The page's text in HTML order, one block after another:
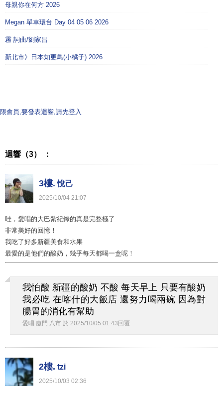
母親你在何方 2026
Megan 單車環台 Day 04 05 06 2026
霧 詞曲/劉家昌
新北市》日本知更鳥(小橘子) 2026
限會員,要發表迴響,請先登入
迴響（3） ：
3樓. 悅己
2025/10/04 21 :07
哇，愛唱的大巴紮紀錄的真是完整極了
非常美好的回憶！
我吃了好多新疆美食和水果
最愛的是他們的酸奶，幾乎每天都喝一盒呢！
我怕酸 新疆的酸奶 不酸 每天早上 只要有酸奶
我必吃 在喀什的大飯店 還努力喝兩碗 因為對
腸胃的消化有幫助
愛唱 廈門 八市 於 2025/10/05 01 :43回覆
2樓. tzi
2025/10/03 02:36